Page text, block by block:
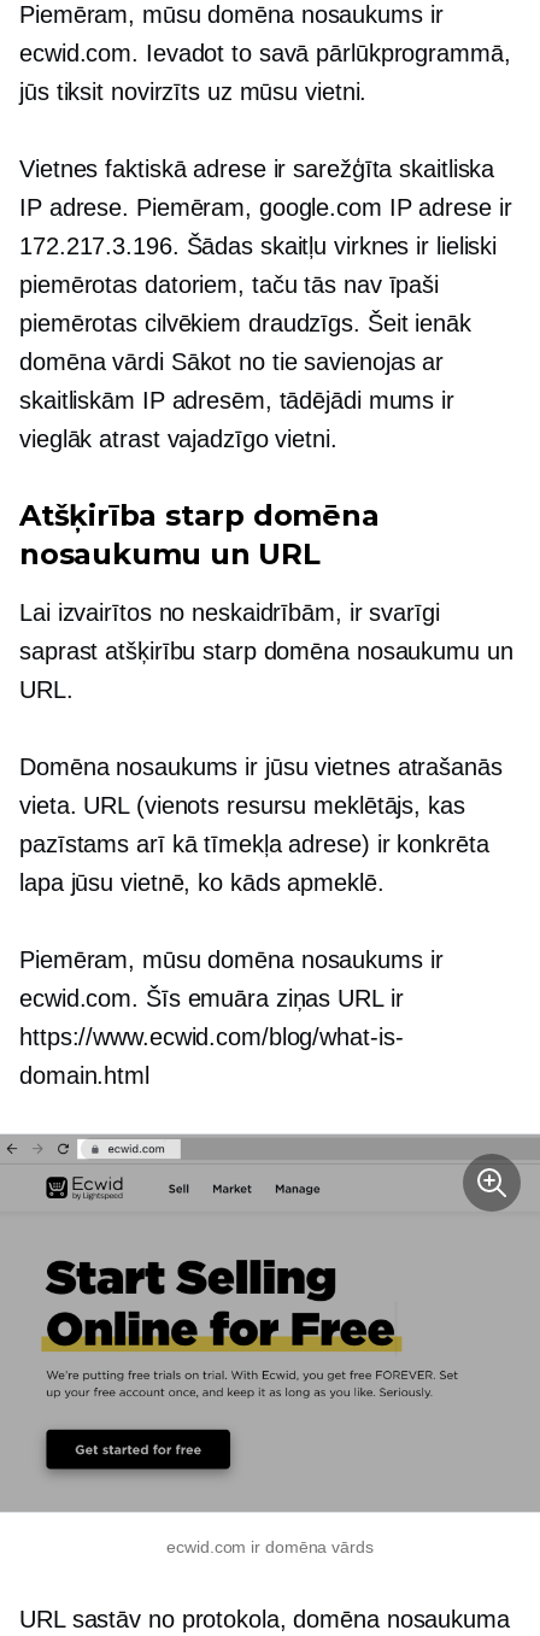
Piemēram, mūsu domēna nosaukums ir
ecwid.com. Ievadot to savā pārlūkprogrammā,
jūs tiksit novirzīts uz mūsu vietni.
Vietnes faktiskā adrese ir sarežģīta skaitliska
IP adrese. Piemēram, google.com IP adrese ir
172.217.3.196. Šādas skaitļu virknes ir lieliski
piemērotas datoriem, taču tās nav īpaši
piemērotas cilvēkiem draudzīgs. Šeit ienāk
domēna vārdi Sākot notie savienojas ar
skaitliskām IP adresēm, tādējādi mums ir
vieglāk atrast vajadzīgo vietni.
Atšķirība starp domēna
nosaukumu un URL
Lai izvairītos no neskaidrībām, ir svarīgi
saprast atšķirību starp domēna nosaukumu un
URL.
Domēna nosaukums ir jūsu vietnes atrašanās
vieta. URL (vienots resursu meklētājs, kas
pazīstams arī kā tīmekļa adrese) ir konkrēta
lapa jūsu vietnē, ko kāds apmeklē.
Piemēram, mūsu domēna nosaukums ir
ecwid.com. Šīs emuāra ziņas URL ir
https://www.ecwid.com/blog/what-is-
domain.html
ecwid.com ir domēna vārds
URL sastāv no protokola, domēna nosaukuma